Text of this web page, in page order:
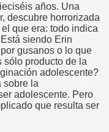
años. Una
descubre horrorizada
que era: todo indica
siendo Erin
gusanos o lo que
sólo producto de la
adolescente?
sobre la
adolescente. Pero
que resulta ser